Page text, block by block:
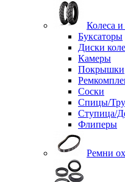
Колеса
Буксаторы
Диски
Камеры
Покрышки
Соски
Спицы/
Ступица/
Флиперы
Ремни